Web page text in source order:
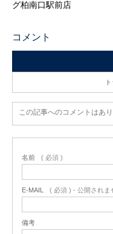
グ柏南口駅前店
コメント
この記事へのコメントはあり
名前 ( 必須 )
E-MAIL ( 必須 ) - 公開されま
備考